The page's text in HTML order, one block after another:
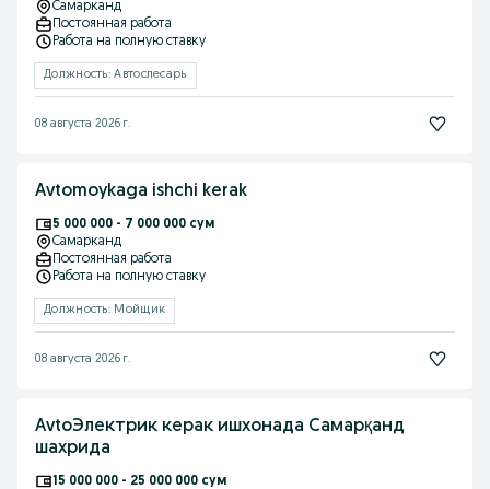
Самарканд
Постоянная работа
Работа на полную ставку
Должность: Автослесарь
08 августа 2026 г.
Avtomoykaga ishchi kerak
5 000 000 - 7 000 000 сум
Самарканд
Постоянная работа
Работа на полную ставку
Должность: Мойщик
08 августа 2026 г.
AvtoЭлектрик керак ишхонада Самарқанд
шахрида
15 000 000 - 25 000 000 сум